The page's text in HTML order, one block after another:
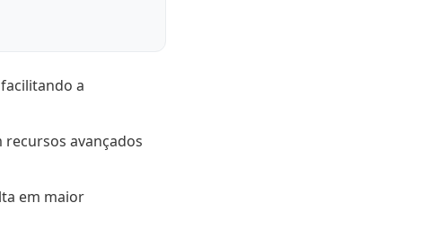
para advogados
o Chat Jurídico
a
avançados
em maior